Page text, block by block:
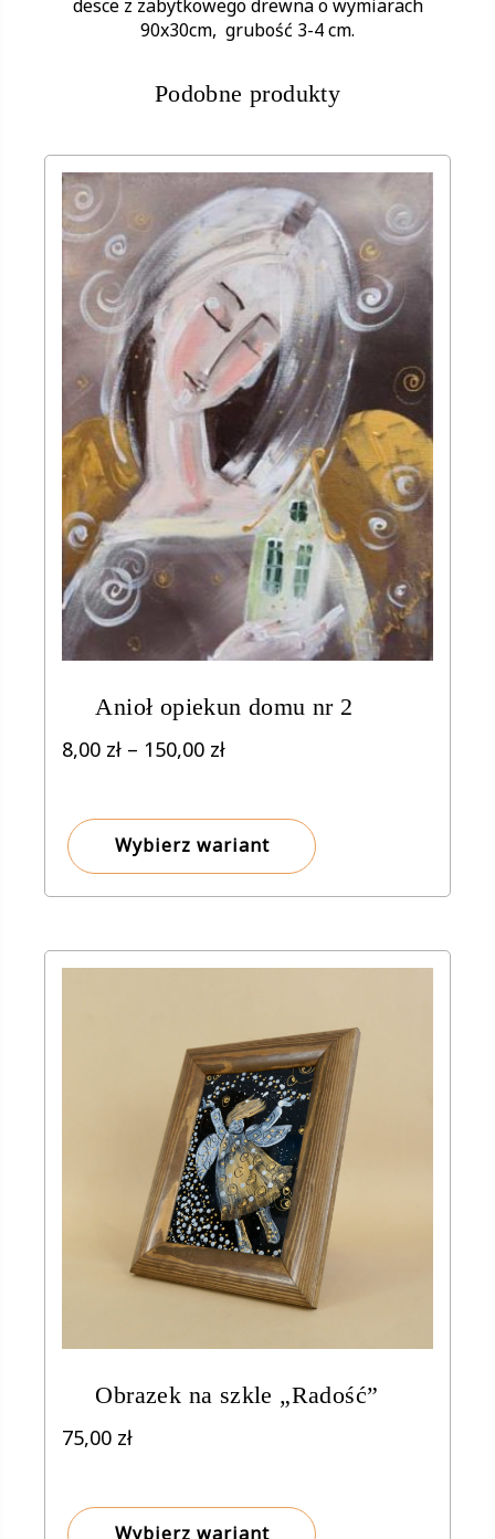
desce z zabytkowego drewna o wymiarach
90x30cm, grubość 3-4 cm.
Podobne produkty
Anioł opiekun domu nr 2
8,00 zł – 150,00 złZakres
do
Wybierz wariant
Obrazek na szkle „Radość”
75,00 zł
Wybierz wariant